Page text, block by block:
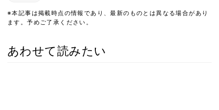
※本記事は掲載時点の情報であり、最新のものとは異なる場合があり
ます。予めご了承ください。
あわせて読みたい